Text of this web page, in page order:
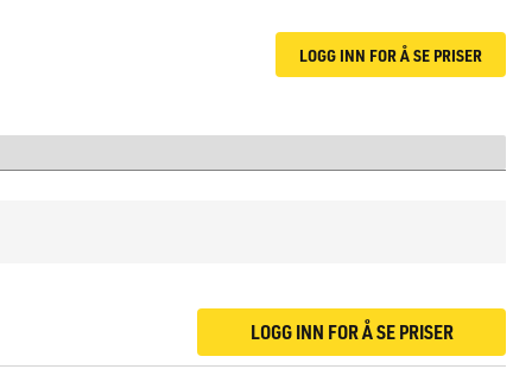
LOGG INN FOR Å SE PRISER
LOGG INN FOR Å SE PRISER